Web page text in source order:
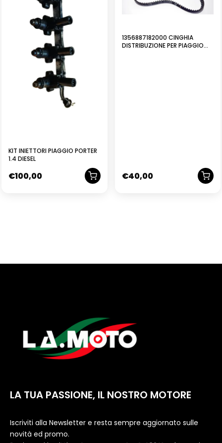
KIT INIETTORI PIAGGIO PORTER
1.4 DIESEL
€100,00
1356887182000 CINGHIA
DISTRIBUZIONE PER PIAGGIO
€40,00
LA TUA PASSIONE, IL NOSTRO MOTORE
Iscriviti alla Newsletter e resta sempre aggiornato sulle
novità ed promo.